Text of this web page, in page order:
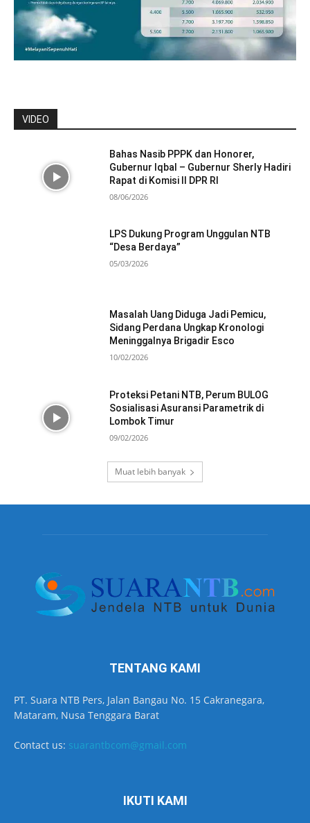
VIDEO
Bahas Nasib PPPK dan Honorer,
Gubernur Iqbal – Gubernur Sherly Hadiri
Rapat di Komisi II DPR RI
08/06/2026
LPS Dukung Program Unggulan NTB
“Desa Berdaya”
05/03/2026
Masalah Uang Diduga Jadi Pemicu,
Sidang Perdana Ungkap Kronologi
Meninggalnya Brigadir Esco
10/02/2026
Proteksi Petani NTB, Perum BULOG
Sosialisasi Asuransi Parametrik di
Lombok Timur
09/02/2026
Muat lebih banyak
TENTANG KAMI
PT. Suara NTB Pers, Jalan Bangau No. 15 Cakranegara,
Mataram, Nusa Tenggara Barat
Contact us: suarantbcom@gmail.com
IKUTI KAMI